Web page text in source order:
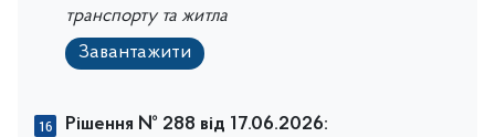
транспорту та житла
Завантажити
Рішення № 288 від 17.06.2026: